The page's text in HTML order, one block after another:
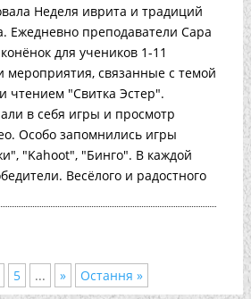
Неделя иврита и традиций
Ежедневно преподаватели Сара
для учеников 1-11
мероприятия, связанные с темой
чтением "Свитка Эстер".
в себя игры и просмотр
Особо запомнились игры
"Kahoot", "Бинго". В каждой
Весёлого и радостного
5 ... » Остання »